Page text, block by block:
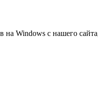
Windows с нашего